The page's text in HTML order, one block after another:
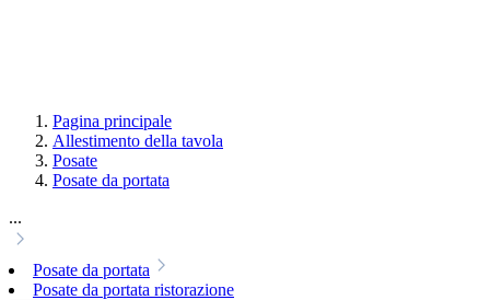
Pagina principale
Allestimento della tavola
Posate
Posate da portata
...
Posate da portata
Posate da portata ristorazione